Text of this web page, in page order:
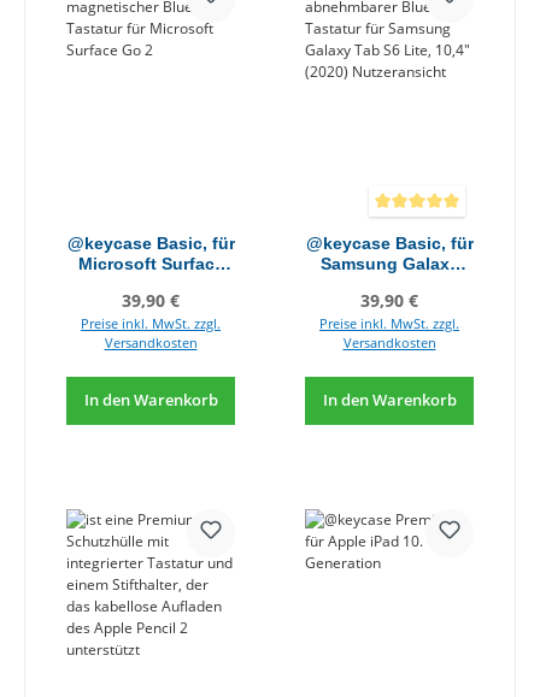
@keycase Basic, für
Microsoft Surface
Regulärer Preis:
39,90 €
Preise inkl. MwSt. zzgl.
Versandkosten
In den Warenkorb
Durchschnittliche
@keycase Basic, für
Samsung Galaxy
(2020)
Regulärer Preis:
39,90 €
Preise inkl. MwSt. zzgl.
Versandkosten
In den Warenkorb